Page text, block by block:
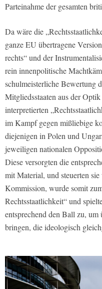
Parteinahme der gesamten
Da wäre die
ganze EU übertragene
rechts“ und der
rein innenpolitische
schulmeisterliche Bewertung
Mitgliedsstaaten aus der
interpretierten
im Kampf gegen mißliebige
diejenigen in Polen und
jeweiligen nationalen
Diese versorgten die
mit Material, und steuerten
Kommission, wurde somit
Rechtsstaatlichkeit“ und
entsprechend den Ball zu,
bringen, die ideologisch